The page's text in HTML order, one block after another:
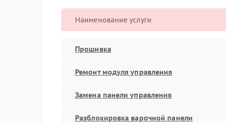
Наименование услуги
Прошивка
Ремонт модуля управления
Замена панели управления
Разблокировка варочной панели